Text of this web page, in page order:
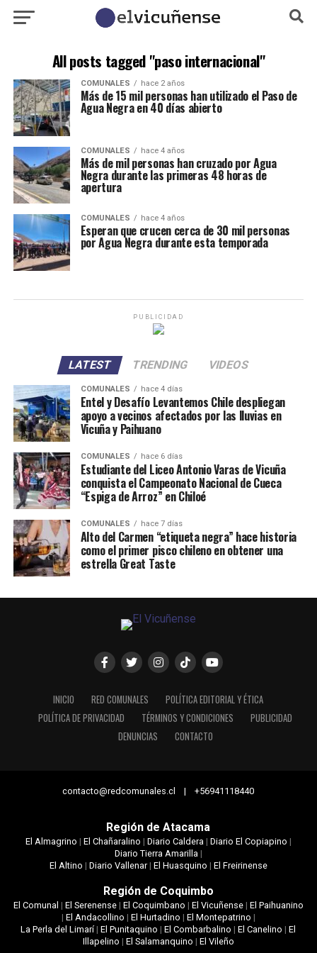
All posts tagged "paso internacional"
COMUNALES hace 2 años
Más de 15 mil personas han utilizado el Paso de
Agua Negra en 40 días abierto
COMUNALES hace 4 años
Más de mil personas han cruzado por Agua
Negra durante las primeras 48 horas de
apertura
COMUNALES hace 4 años
Esperan que crucen cerca de 30 mil personas
por Agua Negra durante esta temporada
PUBLICIDAD
LATEST TRENDING VIDEOS
COMUNALES hace 4 días
Entel y Desafío Levantemos Chile despliegan
apoyo a vecinos afectados por las lluvias en
Vicuña y Paihuano
COMUNALES hace 6 días
Estudiante del Liceo Antonio Varas de Vicuña
conquista el Campeonato Nacional de Cueca
“Espiga de Arroz” en Chiloé
COMUNALES hace 7 días
Alto del Carmen “etiqueta negra” hace historia
como el primer pisco chileno en obtener una
estrella Great Taste
INICIO RED COMUNALES
POLÍTICA EDITORIAL Y ÉTICA
POLÍTICA DE PRIVACIDAD
TÉRMINOS Y CONDICIONES
PUBLICIDAD
DENUNCIAS
CONTACTO
contacto@redcomunales.cl | +56941118440
Región de Atacama
El Almagrino | El Chañaralino | Diario Caldera| Diario El Copiapino |
Diario Tierra Amarilla|
El Altino | Diario Vallenar| El Huasquino | El Freirinense
Región de Coquimbo
El Comunal | El Serenense| El Coquimbano | El Vicuñense| El Paihuanino
| El Andacollino | El Hurtadino | El Montepatrino |
La Perla del Limarí|El Punitaquino |El Combarbalino |El Canelino |El
Illapelino | El Salamanquino | El Vileño